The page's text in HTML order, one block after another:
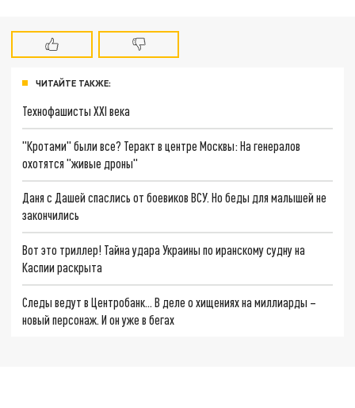
ЧИТАЙТЕ ТАКЖЕ:
Технофашисты XXI века
"Кротами" были все? Теракт в центре Москвы: На генералов
охотятся "живые дроны"
Даня с Дашей спаслись от боевиков ВСУ. Но беды для малышей не
закончились
Вот это триллер! Тайна удара Украины по иранскому судну на
Каспии раскрыта
Следы ведут в Центробанк… В деле о хищениях на миллиарды –
новый персонаж. И он уже в бегах